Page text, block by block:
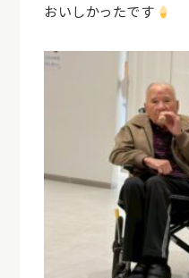
おいしかったです